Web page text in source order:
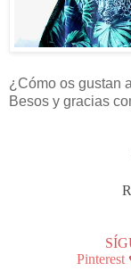
¿Cómo os gustan
Besos y gracias
Pinterest